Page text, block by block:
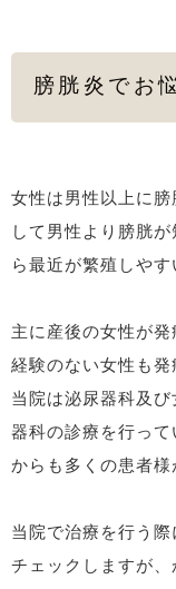
膀胱炎でお
女性は男性以上に
して男性より膀胱
ら最近が繁殖しやす
主に産後の女性が
経験のない女性も発
当院は泌尿器科及
器科の診療を行っ
からも多くの患者様
当院で治療を行う
チェックしますが